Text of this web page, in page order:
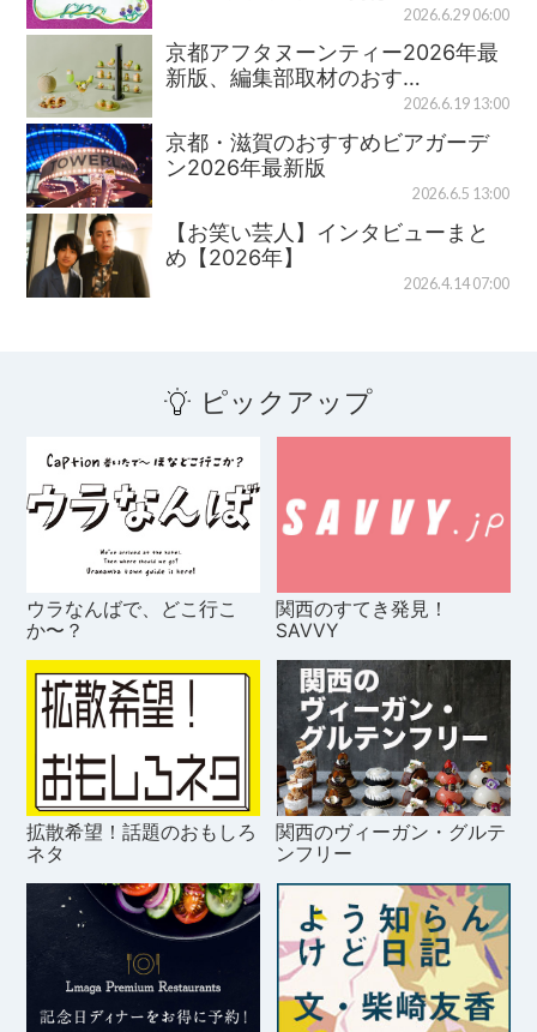
2026.6.29 06:00
京都アフタヌーンティー2026年最
新版、編集部取材のおす…
2026.6.19 13:00
京都・滋賀のおすすめビアガーデ
ン2026年最新版
2026.6.5 13:00
【お笑い芸人】インタビューまと
め【2026年】
2026.4.14 07:00
ピックアップ
ウラなんばで、どこ行こ
か〜？
関西のすてき発見！
SAVVY
拡散希望！話題のおもしろ
ネタ
関西のヴィーガン・グルテ
ンフリー